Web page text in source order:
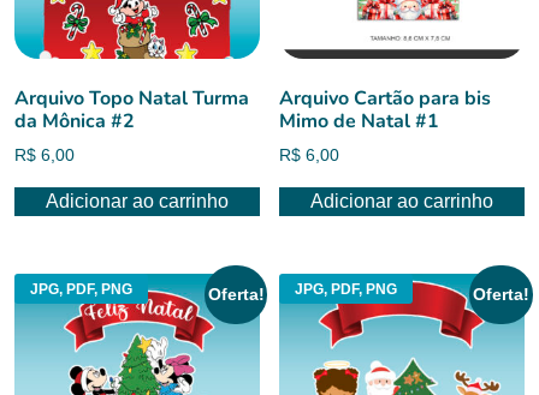
Arquivo Topo Natal Turma
da Mônica #2
R$ 6,00
Adicionar ao carrinho
Arquivo Cartão para bis
Mimo de Natal #1
R$ 6,00
Adicionar ao carrinho
JPG, PDF, PNG Oferta! JPG, PDF, PNG Oferta!